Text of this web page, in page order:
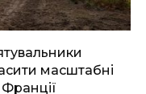
масштабні
Франції